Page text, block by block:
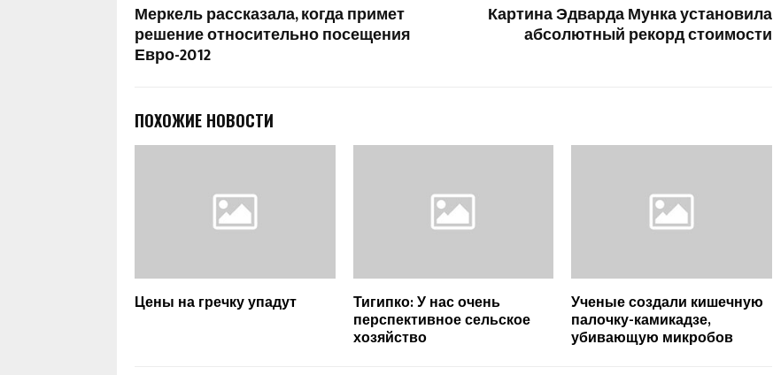
Меркель рассказала, когда примет
решение относительно посещения
Евро-2012
Картина Эдварда Мунка установила
абсолютный рекорд стоимости
ПОХОЖИЕ НОВОСТИ
Цены на гречку упадут Тигипко: У нас очень
перспективное сельское
хозяйство
Ученые создали кишечную
палочку-камикадзе,
убивающую микробов